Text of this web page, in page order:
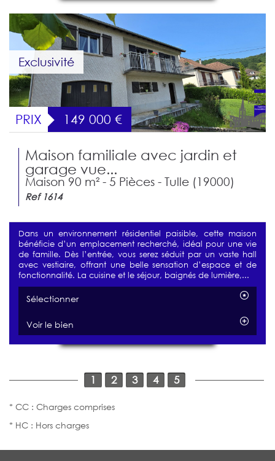
Exclusivité
PRIX 149 000 €
Maison familiale avec jardin et
garage vue...
Maison 90 m² - 5 Pièces - Tulle (19000)
Ref 1614
Dans un environnement résidentiel paisible, cette maison
bénéficie d’un emplacement recherché, idéal pour une vie
de famille. Dès l’entrée, vous serez séduit par un vaste hall
avec vestiaire, offrant une belle sensation d’espace et de
fonctionnalité. La cuisine et le séjour, baignés de lumière,...
Sélectionner
Voir le bien
1 2 3 4 5
* CC : Charges comprises
* HC : Hors charges